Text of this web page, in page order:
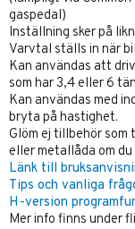
gaspedal)
Inställning sker på
Varvtal ställs in när
Kan användas att
som har 3,4 eller 6
Kan användas med
bryta på hastighet.
Glöm ej tillbehör
eller metallåda om
Länk till
Tips och vanliga
H-version
Mer info finns under